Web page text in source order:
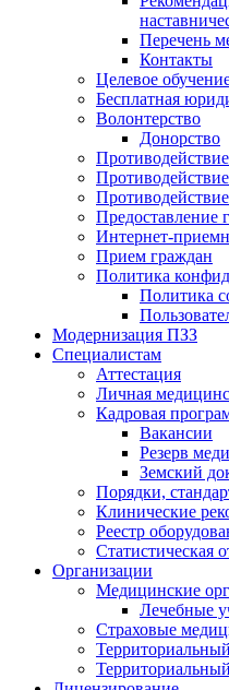
Перечень
Контакты
Целевое
Бесплатная
Волонтерство
Донорство
Предоставление
Интернет-
Прием граждан
Политика
Политика
Модернизация ПЗЗ
Специалистам
Аттестация
Личная
Кадровая
Вакансии
Резерв
Земский
Порядки,
Клинические
Реестр
Статистическая
Организации
Медицинские
Лечебные
Страховые